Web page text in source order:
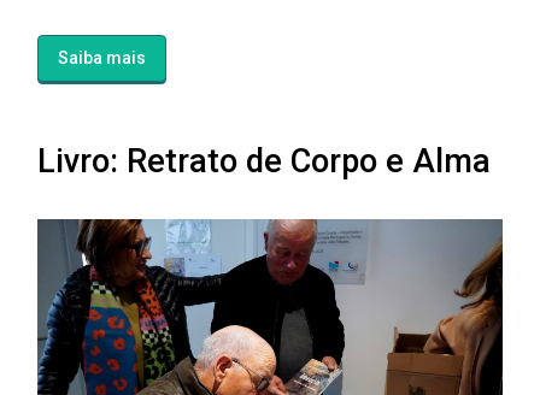
Saiba mais
Livro: Retrato de Corpo e Alma